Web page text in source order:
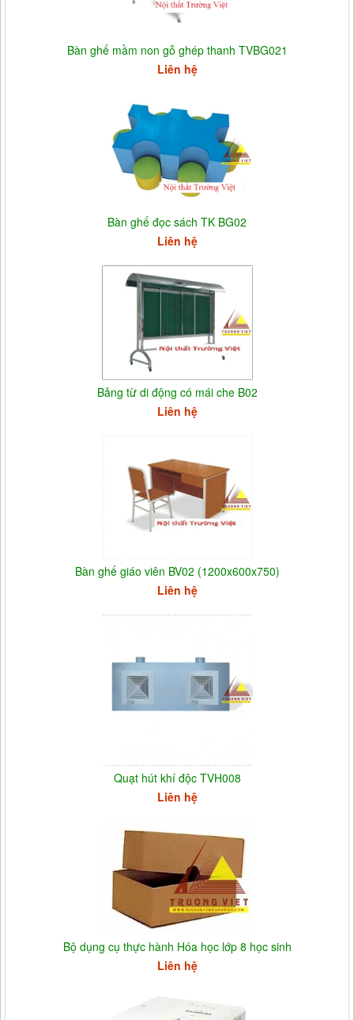
Bàn ghế mầm non gỗ ghép thanh TVBG021
Liên hệ
Bàn ghế đọc sách TK BG02
Liên hệ
Bảng từ di động có mái che B02
Liên hệ
Bàn ghế giáo viên BV02 (1200x600x750)
Liên hệ
Quạt hút khí độc TVH008
Liên hệ
Bộ dụng cụ thực hành Hóa học lớp 8 học sinh
Liên hệ